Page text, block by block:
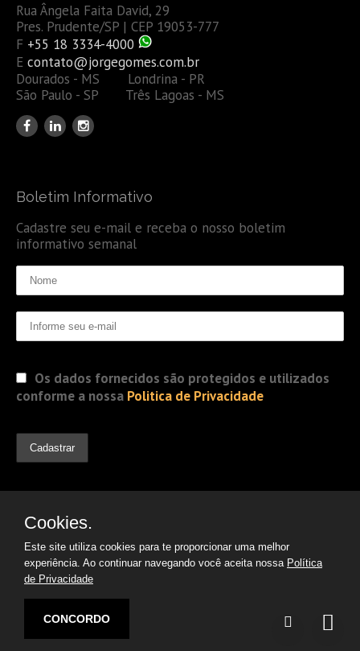
Rua Ângela Faita David, 29
Pres. Prudente/SP | CEP 19053-777
F +55 18 3334-4000
E contato@jorgegomes.com.br
Dourados - MS Londrina - PR
São Paulo - SP Três Lagoas - MS
Boletim Informativo
Cadastre seu e-mail e receba o nosso boletim
informativo semanal
Os dados fornecidos são protegidos e utilizados
conforme a nossa Politica de Privacidade
© 2019 Jorge Gomes
Advogados. Direitos Reservados
Argon | Otimização de Sites
Cookies.
Este site utiliza cookies para te proporcionar uma melhor
experiência. Ao continuar navegando você aceita nossa Política
de Privacidade
CONCORDO